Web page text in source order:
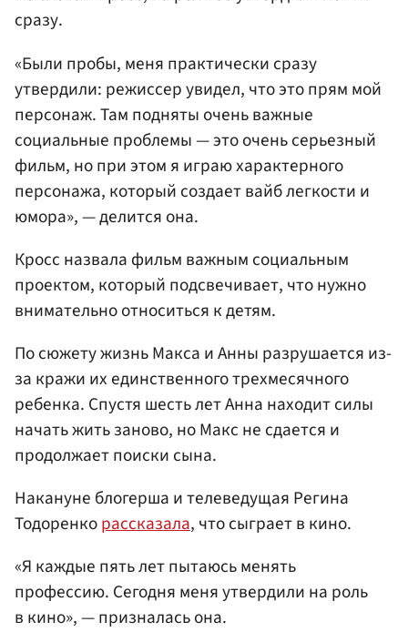
сразу.
«Были пробы, меня практически сразу
утвердили: режиссер увидел, что это прям мой
персонаж. Там подняты очень важные
социальные проблемы — это очень серьезный
фильм, но при этом я играю характерного
персонажа, который создает вайб легкости и
юмора», — делится она.
Кросс назвала фильм важным социальным
проектом, который подсвечивает, что нужно
внимательно относиться к детям.
По сюжету жизнь Макса и Анны разрушается из-
за кражи их единственного трехмесячного
ребенка. Спустя шесть лет Анна находит силы
начать жить заново, но Макс не сдается и
продолжает поиски сына.
Накануне блогерша и телеведущая Регина
Тодоренкорассказала, что сыграет в кино.
«Я каждые пять лет пытаюсь менять
профессию. Сегодня меня утвердили на роль
в кино», — призналась она.